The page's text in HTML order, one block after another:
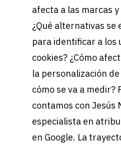
afecta a las marcas y
¿Qué alternativas
para identificar a los
cookies? ¿Cómo
la personalización
cómo se va a medir?
contamos con Jesús
especialista en
en Google. La